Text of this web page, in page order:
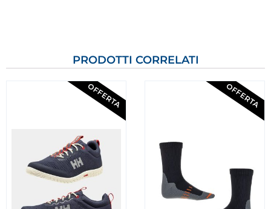
PRODOTTI CORRELATI
OFFERTA OFFERTA